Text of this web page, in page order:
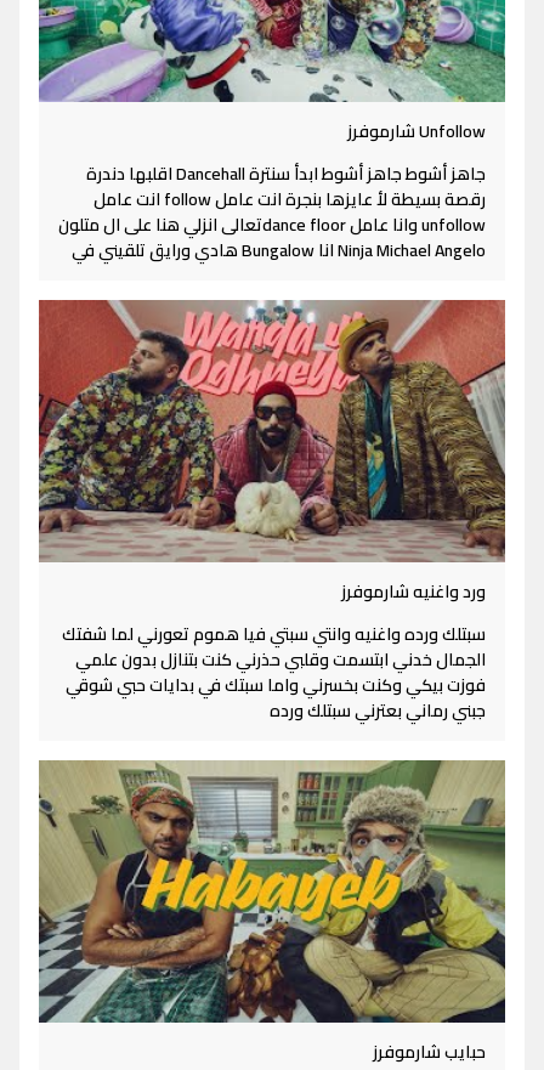
Unfollow شارموفرز
جاهز أشوط جاهز أشوط ابدأ سنترة Dancehall اقلبها دندرة
رقصة بسيطة لأ عايزها بنجرة انت عامل follow انت عامل
unfollow وانا عامل dance floorتعالى انزلي هنا على ال متلون
Ninja Michael Angelo انا Bungalow هادي ورايق تلقيني في
ورد واغنيه شارموفرز
سبتلك ورده واغنيه وانتي سبتي فيا هموم تعورني لما شفتك
الجمال خدني ابتسمت وقلبي حذرني كنت بتنازل بدون علمي
فوزت بيكي وكنت بخسرني واما سبتك في بدايات حبي شوقي
جبني رماني بعترني سبتلك ورده
حبايب شارموفرز